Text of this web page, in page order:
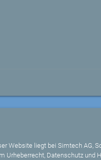
Website liegt bei Simtech AG,
Urheberrecht, Datenschutz und